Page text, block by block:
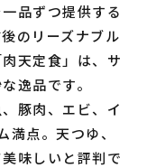
品ずつ提供する
のリーズナブル
天定食」は、サ
逸品です。
豚肉、エビ、イ
点。天つゆ、
味しいと評判で